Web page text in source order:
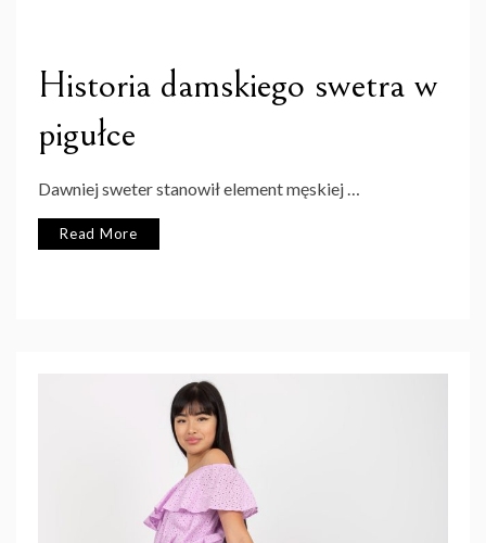
Historia damskiego swetra w
pigułce
Dawniej sweter stanowił element męskiej …
Read More